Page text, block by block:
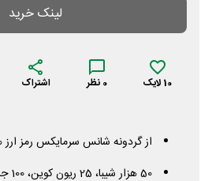
لینک خرید
10لایک 0 نظر اشتراک
از گردونه شانس سرمایکس رمز
50 هزار شیبا، 25 ریون کوین، 100 جاسمی، 200 هزار پپه